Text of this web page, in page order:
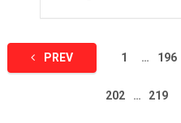
Bejegyzések
lapozása
PREV 1 … 196
202 … 219